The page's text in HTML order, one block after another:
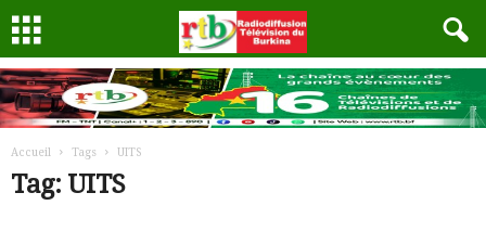
Accueil Tags UITS
Tag: UITS